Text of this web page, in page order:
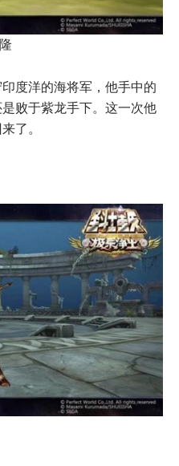
度洋的海将军，他手中的
败于紫龙手下。这一次他
了。